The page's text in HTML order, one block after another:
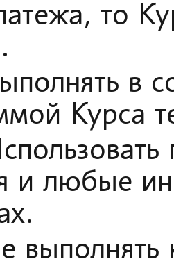
то
в
Курса
и любые
выполнять